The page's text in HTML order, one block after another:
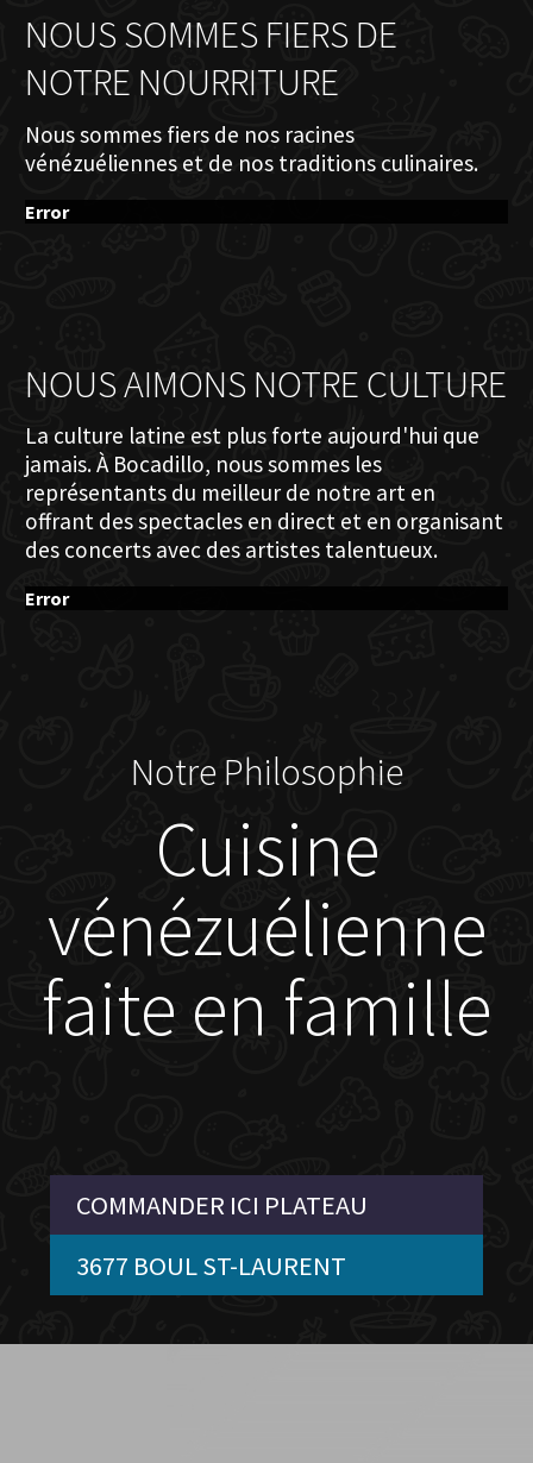
NOUS SOMMES FIERS DE
NOTRE NOURRITURE
Nous sommes fiers de nos racines
vénézuéliennes et de nos traditions culinaires.
Error
NOUS AIMONS NOTRE CULTURE
La culture latine est plus forte aujourd'hui que
jamais. À Bocadillo, nous sommes les
représentants du meilleur de notre art en
offrant des spectacles en direct et en organisant
des concerts avec des artistes talentueux.
Error
Notre Philosophie
Cuisine
vénézuélienne
faite en famille
COMMANDER ICI PLATEAU
3677 BOUL ST-LAURENT